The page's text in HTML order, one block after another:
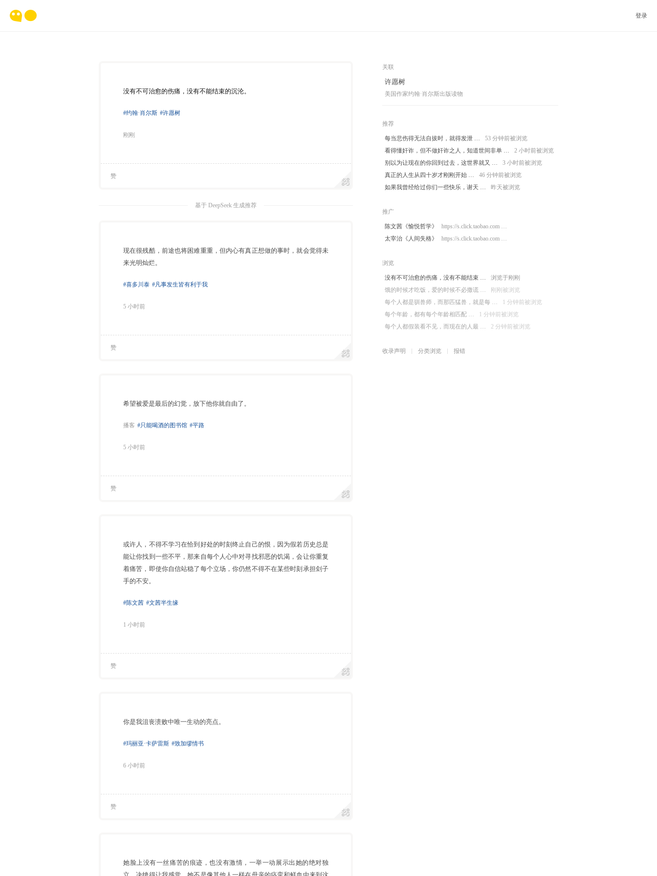
登录
没有不可治愈的伤痛，没有不能结束的沉沦。
#约翰·肖尔斯 #许愿树
刚刚
赞
基于 DeepSeek 生成推荐
现在很残酷，前途也将困难重重，但内心有真正想做的事时，就会觉得未
来光明灿烂。
#喜多川泰 #凡事发生皆有利于我
5 小时前
赞
希望被爱是最后的幻觉，放下他你就自由了。
播客 #只能喝酒的图书馆 #平路
5 小时前
赞
或许人，不得不学习在恰到好处的时刻终止自己的恨，因为假若历史总是
能让你找到一些不平，那来自每个人心中对寻找邪恶的饥渴，会让你重复
着痛苦，即使你自信站稳了每个立场，你仍然不得不在某些时刻承担刽子
手的不安。
#陈文茜 #文茜半生缘
1 小时前
赞
你是我沮丧溃败中唯一生动的亮点。
#玛丽亚·卡萨雷斯 #致加缪情书
6 小时前
赞
她脸上没有一丝痛苦的痕迹，也没有激情，一举一动展示出她的绝对独
关联
许愿树
美国作家约翰·肖尔斯出版读物
推荐
每当悲伤得无法自拔时，就得发泄 …
53 分钟前被浏览
看得懂奸诈，但不做奸诈之人，知道世间非单 …
2 小时前被浏览
别以为让现在的你回到过去，这世界就又 …
3 小时前被浏览
真正的人生从四十岁才刚刚开始 …
46 分钟前被浏览
如果我曾经给过你们一些快乐，谢天 …
昨天被浏览
推广
陈文茜《愉悦哲学》
https://s.click.taobao.com …
太宰治《人间失格》
https://s.click.taobao.com …
浏览
没有不可治愈的伤痛，没有不能结束 …
浏览于刚刚
饿的时候才吃饭，爱的时候不必撒谎 …
刚刚被浏览
每个人都是驯兽师，而那匹猛兽，就是每 …
1 分钟前被浏览
每个年龄，都有每个年龄相匹配 …
1 分钟前被浏览
每个人都假装看不见，而现在的人最 …
2 分钟前被浏览
收录声明 分类浏览 报错